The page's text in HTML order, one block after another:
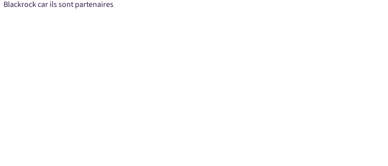
Blackrock car ils sont partenaires